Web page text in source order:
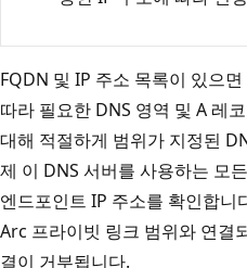
FQDN 및 IP 주소 목록이 있으
따라 필요한 DNS 영역 및 A 레
대해 적절하게 범위가 지정된
제 이 DNS 서버를 사용하는 모
엔드포인트 IP 주소를 확인합
Arc 프라이빗 링크 범위와 연결
결이 거부됩니다.